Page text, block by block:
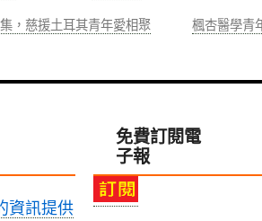
，慈援土耳其青年愛相聚 楓杏醫學青
資訊提供
免費訂閱電
子報